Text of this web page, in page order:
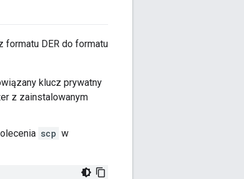
formatu DER do formatu
klucz prywatny
z zainstalowanym
scp w